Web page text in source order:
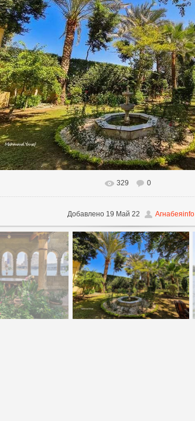
В реальном размере 720x540
329 0
Добавлено19 Май 22 Агнабеяinfo